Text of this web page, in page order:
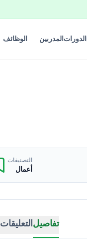
الدوراتالمدربين الوظائف
التصنيفات
أعمال
تفاصيلالتعليقات